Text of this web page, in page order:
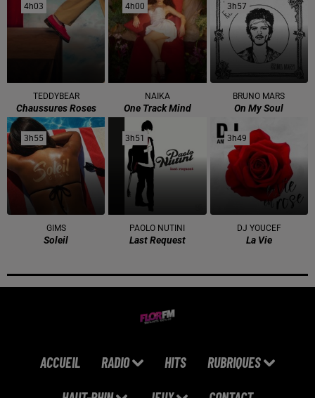
4h03
4h03
TEDDYBEAR
Chaussures Roses
4h00
4h00
NAIKA
One Track Mind
3h57
3h57
BRUNO MARS
On My Soul
3h55
3h55
GIMS
Soleil
3h51
3h51
PAOLO NUTINI
Last Request
3h49
3h49
DJ YOUCEF
La Vie
ACCUEIL RADIO HITS RUBRIQUES